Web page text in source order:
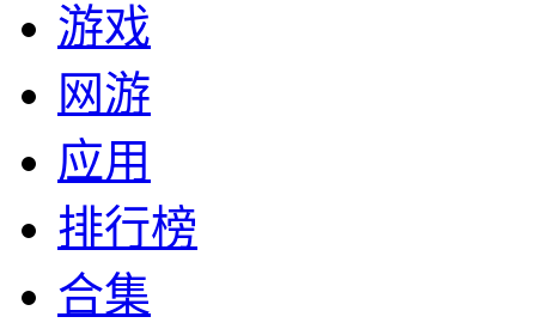
游戏
网游
应用
排行榜
合集